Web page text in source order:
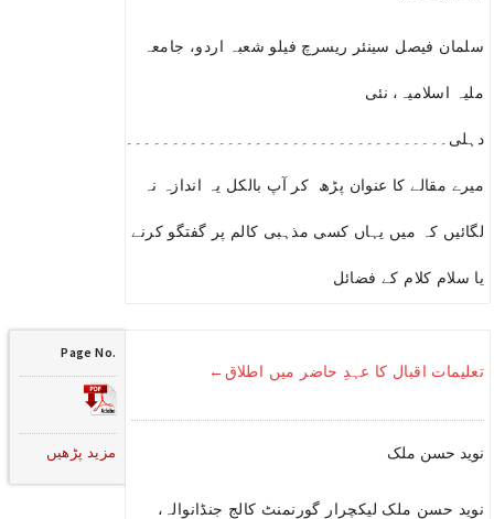
سلمان فیصل سینئر ریسرچ فیلو شعبہ اردو، جامعہ
ملیہ اسلامیہ، نئی
میرے مقالے کا عنوان پڑھ کر آپ بالکل یہ اندازہ نہ
لگائیں کہ میں یہاں کسی مذہبی کالم پر گفتگو کرنے
یا سلام کلام کے فضائل
تعلیمات اقبال کا عہدِ حاضر میں اطلاق←
نوید حسن ملک
نوید حسن ملک لیکچرار گورنمنٹ کالج جنڈانوالہ،
Page No.
مزید پڑھیں